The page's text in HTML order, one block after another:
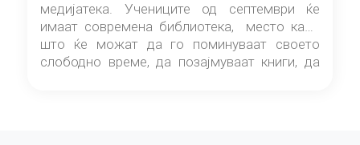
медијатека. Учениците од септември ќе
имаат современа библиотека, место каде
што ќе можат да го поминуваат своето
слободно време, да позајмуваат книги, да